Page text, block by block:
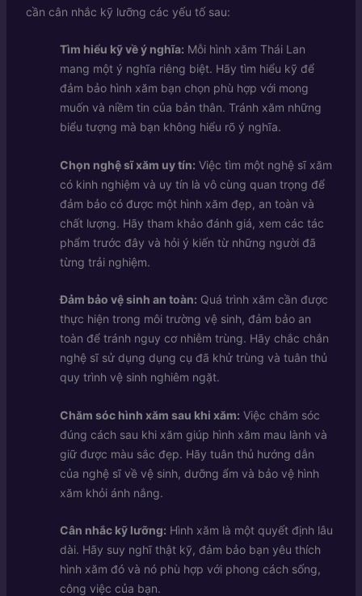
cần cân nhắc kỹ lưỡng các yếu tố sau:
Tìm hiểu kỹ về ý nghĩa: Mỗi hình xăm Thái Lan
mang một ý nghĩa riêng biệt. Hãy tìm hiểu kỹ để
đảm bảo hình xăm bạn chọn phù hợp với mong
muốn và niềm tin của bản thân. Tránh xăm những
biểu tượng mà bạn không hiểu rõ ý nghĩa.
Chọn nghệ sĩ xăm uy tín: Việc tìm một nghệ sĩ xăm
có kinh nghiệm và uy tín là vô cùng quan trọng để
đảm bảo có được một hình xăm đẹp, an toàn và
chất lượng. Hãy tham khảo đánh giá, xem các tác
phẩm trước đây và hỏi ý kiến từ những người đã
từng trải nghiệm.
Đảm bảo vệ sinh an toàn: Quá trình xăm cần được
thực hiện trong môi trường vệ sinh, đảm bảo an
toàn để tránh nguy cơ nhiễm trùng. Hãy chắc chắn
nghệ sĩ sử dụng dụng cụ đã khử trùng và tuân thủ
quy trình vệ sinh nghiêm ngặt.
Chăm sóc hình xăm sau khi xăm: Việc chăm sóc
đúng cách sau khi xăm giúp hình xăm mau lành và
giữ được màu sắc đẹp. Hãy tuân thủ hướng dẫn
của nghệ sĩ về vệ sinh, dưỡng ẩm và bảo vệ hình
xăm khỏi ánh nắng.
Cân nhắc kỹ lưỡng: Hình xăm là một quyết định lâu
dài. Hãy suy nghĩ thật kỹ, đảm bảo bạn yêu thích
hình xăm đó và nó phù hợp với phong cách sống,
công việc của bạn.